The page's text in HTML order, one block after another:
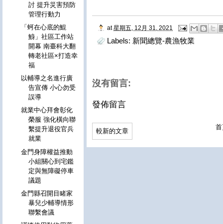
at 星期五, 12月 31, 2021
Labels: 新聞總覽-農漁牧業
沒有留言:
發佈留言
較新的文章
討 提升災害預防
管理行動力
「蚵在心底的鯤
鯓」社區工作站
開幕 南臺科大翻
轉老社區×打造幸
福
以輔導之名進行廣
告宣傳 小心勿受
誤導
就業中心拜會彰化
榮服 強化橫向聯
繫提升退役官兵
就業
金門身障權益推動
小組關心到宅鑑
定與無障礙停車
議題
金門縣召開目睹家
暴兒少輔導情形
聯繫會議